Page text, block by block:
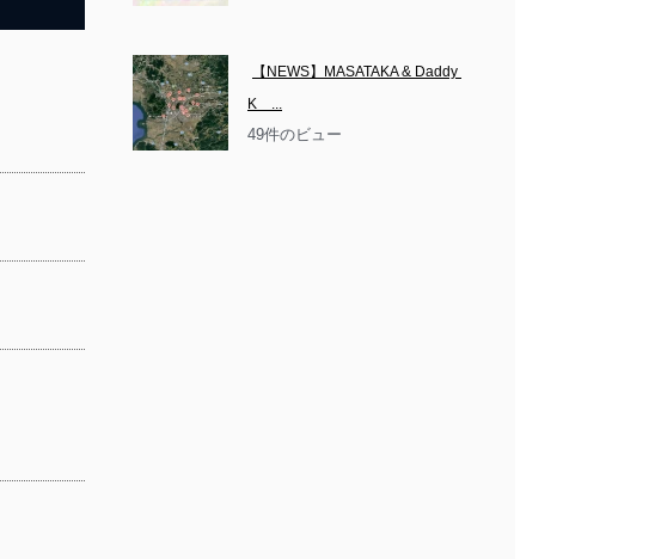
【NEWS】MASATAKA & Daddy
K　...
49件のビュー